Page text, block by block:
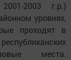
2003 г.р.)
уровнях,
проходят в
места.